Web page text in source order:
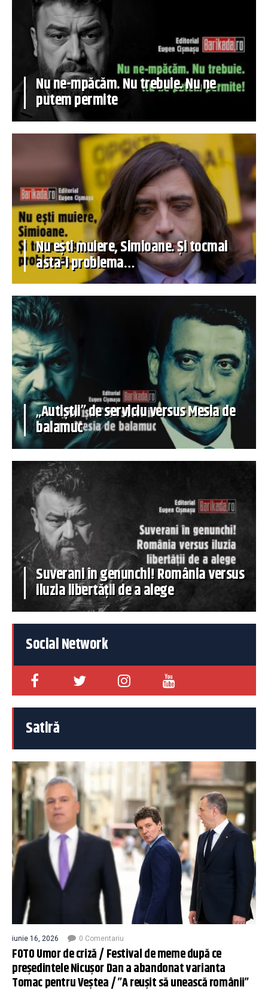
Nu ne-mpăcăm. Nu trebuie. Nu ne
putem permite
Nu ești muiere, Simioane. Și tocmai
asta-i problema…
„Autiștii” de serviciu versus Mesia de
balamuc
Suverani în genunchi! România versus
iluzia libertății de a alege
Social Network
Satiră
iunie 16, 2026 0 Comentariu
FOTO Umor de criză / Festival de meme după ce
președintele Nicușor Dan a abandonat varianta
Tomac pentru Veștea / ”A reușit să unească românii”